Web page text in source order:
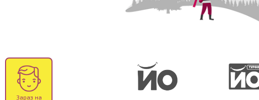
Зараз на
сайті
457